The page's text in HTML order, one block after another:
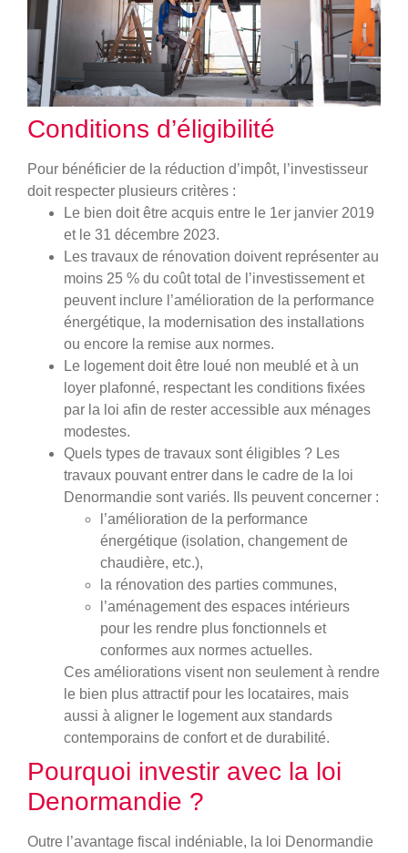
Conditions d’éligibilité
Pour bénéficier de la réduction d’impôt, l’investisseur
doit respecter plusieurs critères :
Le bien doit être acquis entre le 1er janvier 2019
et le 31 décembre 2023.
Les travaux de rénovation doivent représenter au
moins 25 % du coût total de l’investissement et
peuvent inclure l’amélioration de la performance
énergétique, la modernisation des installations
ou encore la remise aux normes.
Le logement doit être loué non meublé et à un
loyer plafonné, respectant les conditions fixées
par la loi afin de rester accessible aux ménages
modestes.
Quels types de travaux sont éligibles ? Les
travaux pouvant entrer dans le cadre de la loi
Denormandie sont variés. Ils peuvent concerner :
l’amélioration de la performance
énergétique (isolation, changement de
chaudière, etc.),
la rénovation des parties communes,
l’aménagement des espaces intérieurs
pour les rendre plus fonctionnels et
conformes aux normes actuelles.
Ces améliorations visent non seulement à rendre
le bien plus attractif pour les locataires, mais
aussi à aligner le logement aux standards
contemporains de confort et de durabilité.
Pourquoi investir avec la loi
Denormandie ?
Outre l’avantage fiscal indéniable, la loi Denormandie